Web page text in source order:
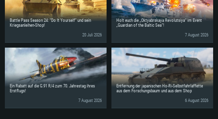
Battle Pass Season 24: “Do It Yourself” und sein
Kriegsanleihen-Shop!
20 Juli 2026
Holt euch die „Oktyabrskaya Revolutsiya“ im Event
„Guardian of the Baltic Sea“!
7 August 2026
Ein Rabatt auf die G.91 R/4 zum 70. Jahrestag ihres
Erstflugs!
7 August 2026
Entfernung der japanischen Ho-Ri-Selbstfahrlaffette
aus dem Forschungsbaum und aus dem Shop
6 August 2026